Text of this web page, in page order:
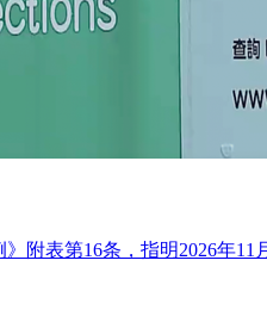
表第16条，指明2026年11